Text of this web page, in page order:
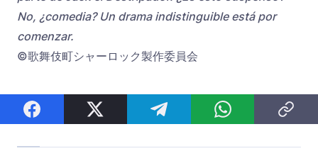
No, ¿comedia? Un drama indistinguible está por
comenzar.
©歌舞伎町シャーロック製作委員会